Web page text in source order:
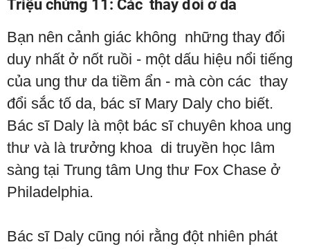
Triệu chứng 11: Các thay đổi ở da
Bạn nên cảnh giác không những thay đổi
duy nhất ở nốt ruồi - một dấu hiệu nổi tiếng
của ung thư da tiềm ẩn - mà còn các thay
đổi sắc tố da, bác sĩ Mary Daly cho biết.
Bác sĩ Daly là một bác sĩ chuyên khoa ung
thư và là trưởng khoa di truyền học lâm
sàng tại Trung tâm Ung thư Fox Chase ở
Philadelphia.
Bác sĩ Daly cũng nói rằng đột nhiên phát